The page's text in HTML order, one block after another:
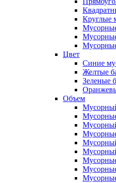
Круглые
Цвет
Синие
Желтые
Зеленые
Объем